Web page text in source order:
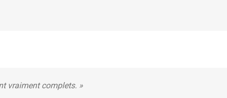
vraiment complets. »